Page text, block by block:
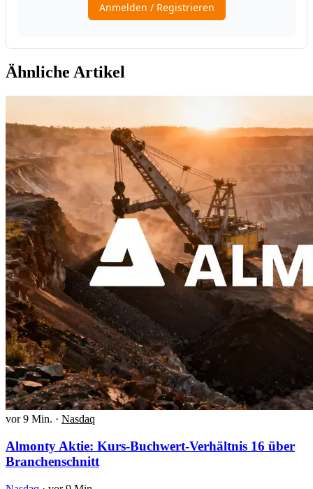
Ähnliche Artikel
vor 9 Min. · Nasdaq
Almonty Aktie: Kurs-Buchwert-Verhältnis 16 über
Branchenschnitt